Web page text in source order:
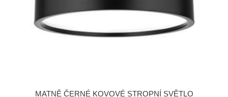
MATNĚ ČERNÉ KOVOVÉ STROPNÍ SVĚTLO